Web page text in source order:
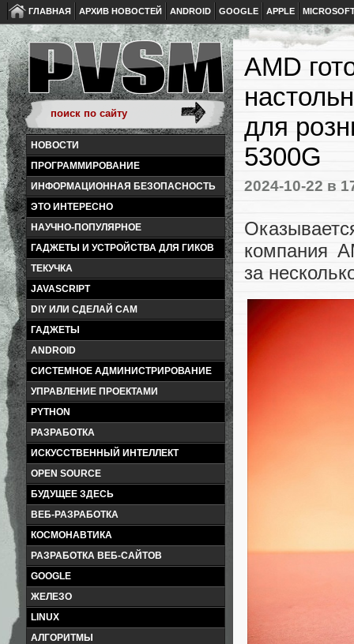
ГЛАВНАЯ АРХИВ НОВОСТЕЙ ANDROID GOOGLE APPLE
НОВОСТИ
ПРОГРАММИРОВАНИЕ
ИНФОРМАЦИОННАЯ БЕЗОПАСНОСТЬ
ЭТО ИНТЕРЕСНО
НАУЧНО-ПОПУЛЯРНОЕ
ГАДЖЕТЫ И УСТРОЙСТВА ДЛЯ ГИКОВ
ТЕКУЧКА
JAVASCRIPT
DIY ИЛИ СДЕЛАЙ САМ
ГАДЖЕТЫ
ANDROID
СИСТЕМНОЕ АДМИНИСТРИРОВАНИЕ
УПРАВЛЕНИЕ ПРОЕКТАМИ
PYTHON
РАЗРАБОТКА
ИСКУССТВЕННЫЙ ИНТЕЛЛЕКТ
OPEN SOURCE
БУДУЩЕЕ ЗДЕСЬ
ВЕБ-РАЗРАБОТКА
КОСМОНАВТИКА
РАЗРАБОТКА ВЕБ-САЙТОВ
GOOGLE
ЖЕЛЕЗО
LINUX
АЛГОРИТМЫ
AMD
для
5300G
2024-10-22 в
компания
за